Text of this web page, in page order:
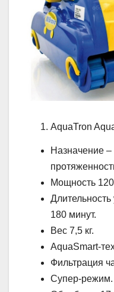
AquaTron
Назначение
Мощность 120
180 минут.
Вес 7,5 кг.
AquaSmart-
Фильтрация
Супер-режим.